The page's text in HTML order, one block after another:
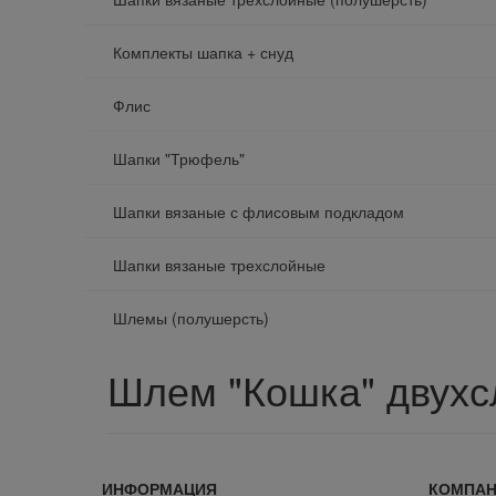
Комплекты шапка + снуд
Флис
Шапки "Трюфель"
Шапки вязаные с флисовым подкладом
Шапки вязаные трехслойные
Шлемы (полушерсть)
Шлем "Кошка"
ИНФОРМАЦИЯ